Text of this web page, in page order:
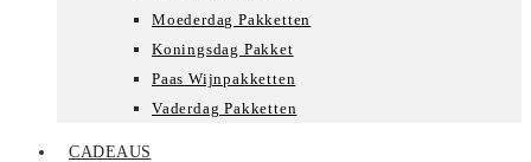
Moederdag Pakketten
Koningsdag Pakket
Paas Wijnpakketten
Vaderdag Pakketten
CADEAUS